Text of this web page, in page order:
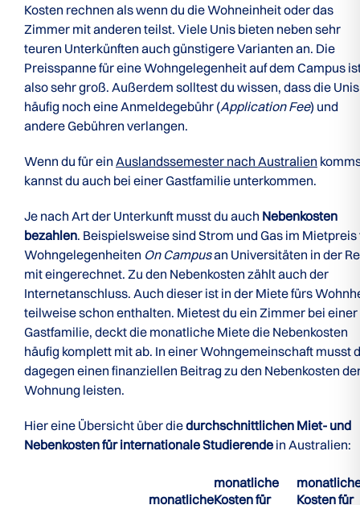
Kosten rechnen als wenn du die Wohneinheit oder das
Zimmer mit anderen teilst. Viele Unis bieten neben sehr
teuren Unterkünften auch günstigere Varianten an. Die
Preisspanne für eine Wohngelegenheit auf dem Campus
also sehr groß. Außerdem solltest du wissen, dass die Unis
häufig noch eine Anmeldegebühr (Application Fee) und
andere Gebühren verlangen.
Wenn du für ein Auslandssemester nach Australien
kannst du auch bei einer Gastfamilie unterkommen.
Je nach Art der Unterkunft musst du auch Nebenkosten
bezahlen. Beispielsweise sind Strom und Gas im Mietpreis
Wohngelegenheiten On Campusan Universitäten in der
mit eingerechnet. Zu den Nebenkosten zählt auch der
Internetanschluss. Auch dieser ist in der Miete fürs
teilweise schon enthalten. Mietest du ein Zimmer bei einer
Gastfamilie, deckt die monatliche Miete die Nebenkosten
häufig komplett mit ab. In einer Wohngemeinschaft musst
dagegen einen finanziellen Beitrag zu den Nebenkosten
Wohnung leisten.
Hier eine Übersicht über diedurchschnittlichen Miet- und
Nebenkosten für internationale Studierende in Australien:
monatliche
monatliche
Kosten für
Kosten für